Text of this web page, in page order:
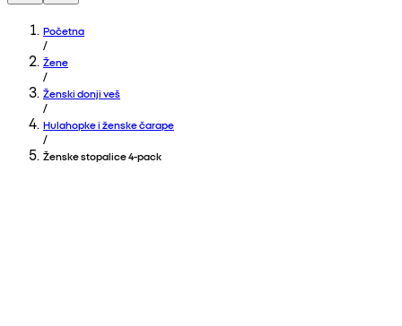
Početna
/
Žene
/
Ženski donji veš
/
Hulahopke i ženske čarape
/
Ženske stopalice 4-pack